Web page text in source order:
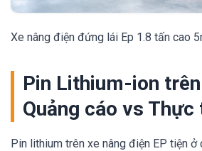
Xe nâng điện đứng lái Ep 1.8 tấn cao
Pin Lithium-ion trên
Quảng cáo vs Thực
Pin lithium trên xe nâng điện EP tiện ở